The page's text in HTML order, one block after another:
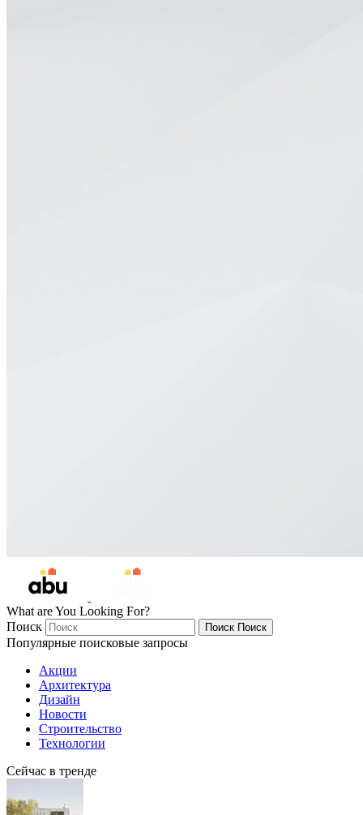
What are You Looking For?
Поиск
Поиск Поиск
Популярные поисковые запросы
Акции
Архитектура
Дизайн
Новости
Строительство
Технологии
Сейчас в тренде